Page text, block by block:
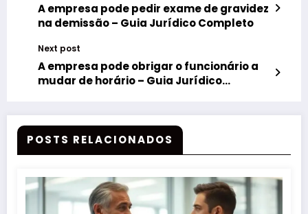
A empresa pode pedir exame de gravidez
na demissão – Guia Jurídico Completo
Next post
A empresa pode obrigar o funcionário a
mudar de horário – Guia Jurídico
POSTS RELACIONADOS